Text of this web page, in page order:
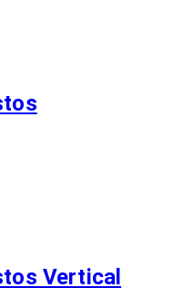
Vertical